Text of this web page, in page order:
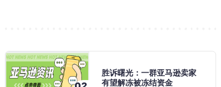
胜诉曙光：一群亚马逊卖家
有望解冻被冻结资金